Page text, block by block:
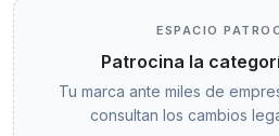
ESPACIO
Patrocina la
Tu marca ante miles de
consultan los cambios